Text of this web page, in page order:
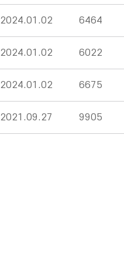
2024.01.02 6464
2024.01.02 6022
2024.01.02 6675
2021.09.27 9905